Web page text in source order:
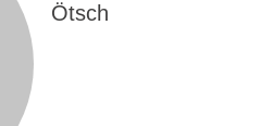
Ötsch